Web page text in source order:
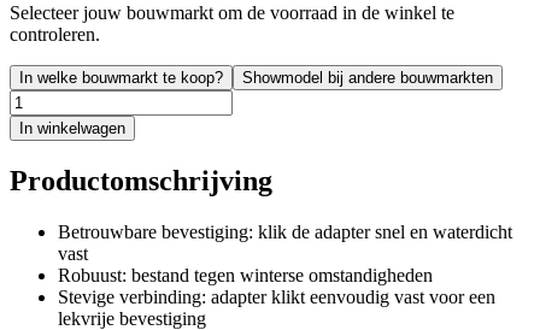
Selecteer jouw bouwmarkt om de voorraad in de winkel te
controleren.
In welke bouwmarkt te koop? Showmodel bij andere bouwmarkten
In winkelwagen
Productomschrijving
Betrouwbare bevestiging: klik de adapter snel en waterdicht
vast
Robuust: bestand tegen winterse omstandigheden
Stevige verbinding: adapter klikt eenvoudig vast voor een
lekvrije bevestiging